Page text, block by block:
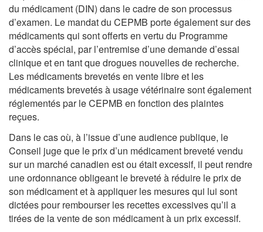
du médicament (DIN) dans le cadre de son processus
d’examen. Le mandat du CEPMB porte également sur des
médicaments qui sont offerts en vertu du Programme
d’accès spécial, par l’entremise d’une demande d’essai
clinique et en tant que drogues nouvelles de recherche.
Les médicaments brevetés en vente libre et les
médicaments brevetés à usage vétérinaire sont également
réglementés par le CEPMB en fonction des plaintes
reçues.
Dans le cas où, à l’issue d’une audience publique, le
Conseil juge que le prix d’un médicament breveté vendu
sur un marché canadien est ou était excessif, il peut rendre
une ordonnance obligeant le breveté à réduire le prix de
son médicament et à appliquer les mesures qui lui sont
dictées pour rembourser les recettes excessives qu’il a
tirées de la vente de son médicament à un prix excessif.